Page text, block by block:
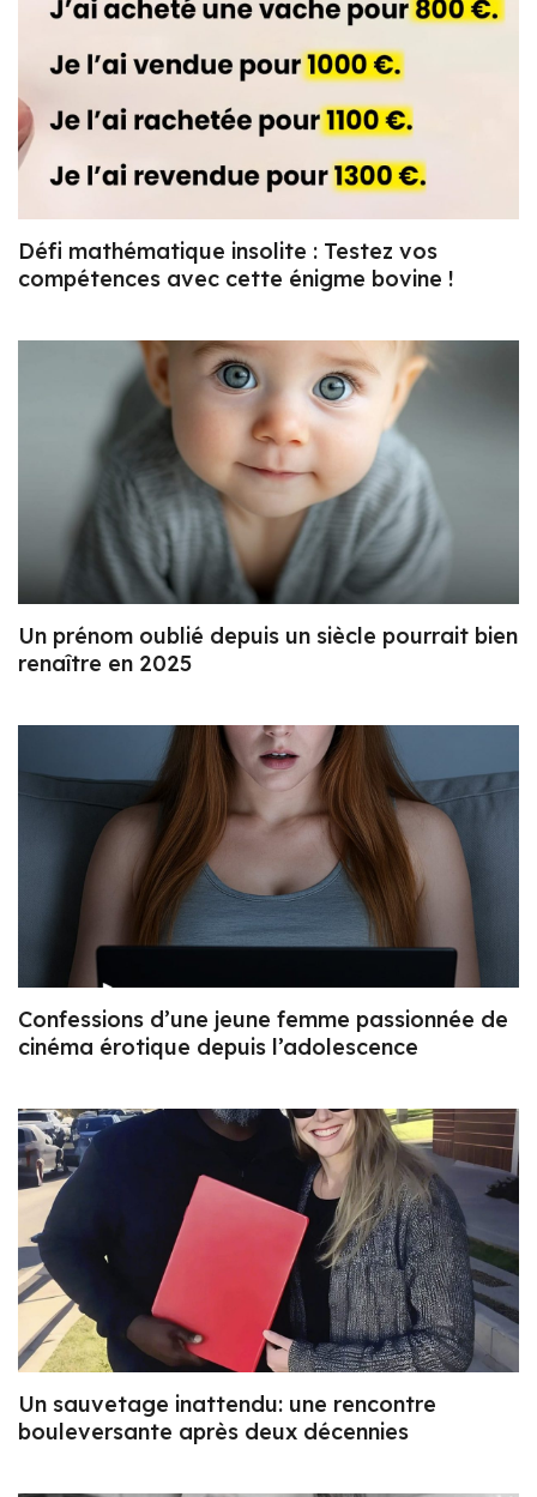
Défi mathématique insolite : Testez vos
compétences avec cette énigme bovine !
Un prénom oublié depuis un siècle pourrait bien
renaître en 2025
Confessions d’une jeune femme passionnée de
cinéma érotique depuis l’adolescence
Un sauvetage inattendu: une rencontre
bouleversante après deux décennies